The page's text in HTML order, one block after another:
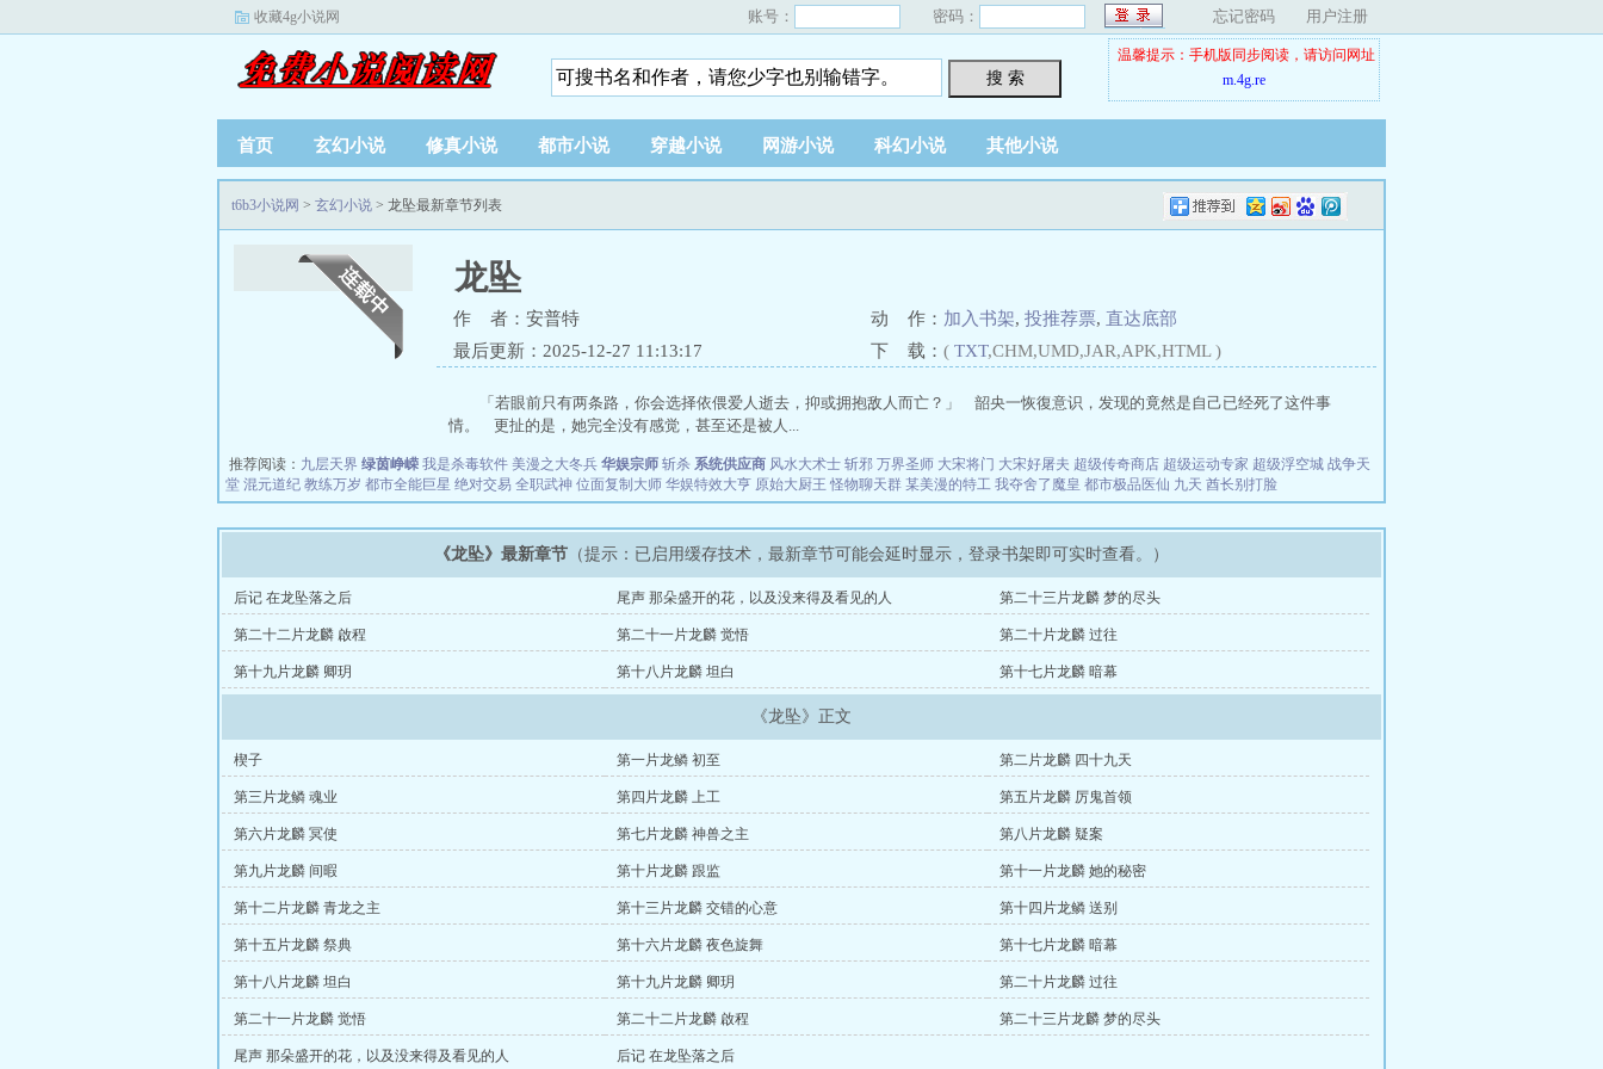
收藏4g小说网 账号： 密码： 忘记密码 用户注册
搜 索
温馨提示：手机版同步阅读，请访问网址
m.4g.re
首页 玄幻小说 修真小说 都市小说 穿越小说 网游小说 科幻小说 其他小说
t6b3小说网 > 玄幻小说 > 龙坠最新章节列表
龙坠
作 者：安普特 动 作： 加入书架, 投推荐票, 直达底部
最后更新：2025-12-27 11:13:17
下 载： ( TXT,CHM,UMD,JAR,APK,HTML )
「若眼前只有两条路，你会选择依偎爱人逝去，抑或拥抱敌人而亡？」 韶央一恢復意识，发现的竟然是自己已经死了这件事
情。 更扯的是，她完全没有感觉，甚至还是被人...
推荐阅读： 九层天界 绿茵峥嵘 我是杀毒软件 美漫之大冬兵 华娱宗师 斩杀 系统供应商 风水大术士 斩邪 万界圣师 大宋将门 大宋好屠夫 超级传奇商店 超级运动专家 超级浮空城 战争天
堂 混元道纪 教练万岁 都市全能巨星 绝对交易 全职武神 位面复制大师 华娱特效大亨 原始大厨王 怪物聊天群 某美漫的特工 我夺舍了魔皇 都市极品医仙 九天 酋长别打脸
《龙坠》最新章节 （提示：已启用缓存技术，最新章节可能会延时显示，登录书架即可实时查看。）
后记 在龙坠落之后 尾声 那朵盛开的花，以及没来得及看见的人 第二十三片龙麟 梦的尽头
第二十二片龙麟 啟程 第二十一片龙麟 觉悟 第二十片龙麟 过往
第十九片龙麟 卿玥 第十八片龙麟 坦白 第十七片龙麟 暗幕
《龙坠》正文
楔子 第一片龙鳞 初至 第二片龙麟 四十九天
第三片龙鳞 魂业 第四片龙麟 上工 第五片龙麟 厉鬼首领
第六片龙麟 冥使 第七片龙麟 神兽之主 第八片龙麟 疑案
第九片龙麟 间暇 第十片龙麟 跟监 第十一片龙麟 她的秘密
第十二片龙麟 青龙之主 第十三片龙麟 交错的心意 第十四片龙鳞 送别
第十五片龙麟 祭典 第十六片龙麟 夜色旋舞 第十七片龙麟 暗幕
第十八片龙麟 坦白 第十九片龙麟 卿玥 第二十片龙麟 过往
第二十一片龙麟 觉悟 第二十二片龙麟 啟程 第二十三片龙麟 梦的尽头
尾声 那朵盛开的花，以及没来得及看见的人 后记 在龙坠落之后